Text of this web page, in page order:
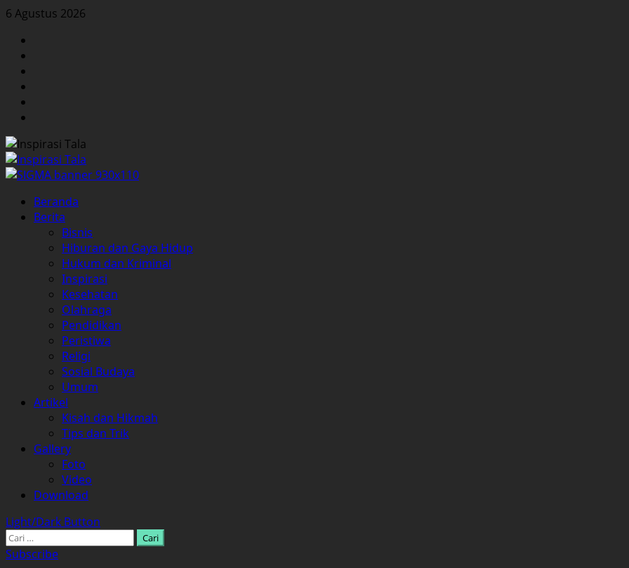
Skip
content
6 Agustus 2026
Primary
Menu
Beranda
Berita
Bisnis
Hiburan dan Gaya Hidup
Hukum dan Kriminal
Inspirasi
Kesehatan
Olahraga
Pendidikan
Peristiwa
Religi
Sosial Budaya
Umum
Artikel
Kisah dan Hikmah
Tips dan Trik
Gallery
Foto
Video
Download
Light/Dark Button
Cari
untuk:
Subscribe